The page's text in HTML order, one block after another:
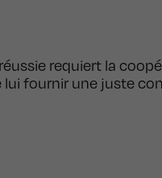
requiert la
fournir une juste